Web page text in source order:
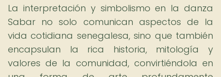
La interpretación y simbolismo en la danza
Sabar no solo comunican aspectos de la
vida cotidiana senegalesa, sino que también
encapsulan la rica historia, mitología y
valores de la comunidad, convirtiéndola en